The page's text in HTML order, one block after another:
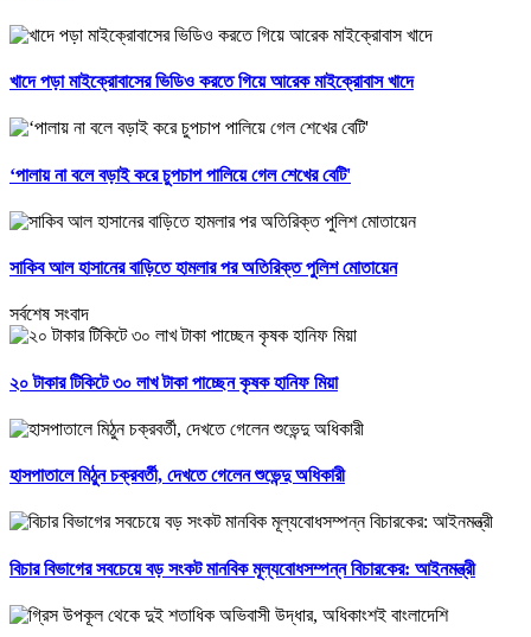
খাদে পড়া মাইক্রোবাসের ভিডিও করতে গিয়ে আরেক মাইক্রোবাস খাদে
‘পালায় না বলে বড়াই করে চুপচাপ পালিয়ে গেল শেখের বেটি'
সাকিব আল হাসানের বাড়িতে হামলার পর অতিরিক্ত পুলিশ মোতায়েন
সর্বশেষ সংবাদ
২০ টাকার টিকিটে ৩০ লাখ টাকা পাচ্ছেন কৃষক হানিফ মিয়া
হাসপাতালে মিঠুন চক্রবর্তী, দেখতে গেলেন শুভেন্দু অধিকারী
বিচার বিভাগের সবচেয়ে বড় সংকট মানবিক মূল্যবোধসম্পন্ন বিচারকের: আইনমন্ত্রী